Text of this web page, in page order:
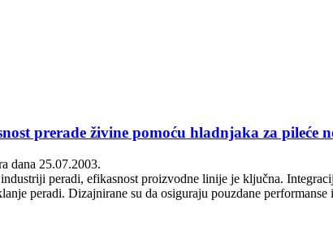
prerade živine pomoću hladnjaka za pileće
dana 25.07.2003.
peradi, efikasnost proizvodne linije je ključna.
peradi. Dizajnirane su da osiguraju pouzdane performanse